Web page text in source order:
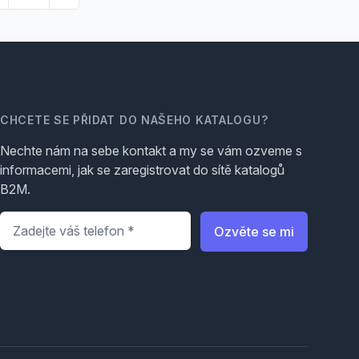
CHCETE SE PŘIDAT DO NAŠEHO KATALOGU?
Nechte nám na sebe kontakt a my se vám ozveme s
informacemi, jak se zaregistrovat do sítě katalogů
B2M.
Telefon
Ozvěte se mi